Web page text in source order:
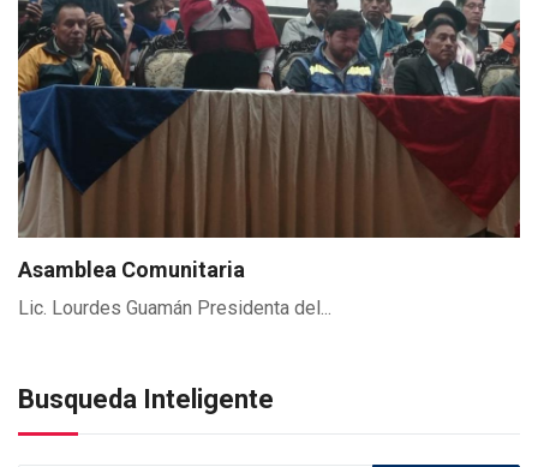
Asamblea Comunitaria
Lic. Lourdes Guamán Presidenta del...
Busqueda Inteligente